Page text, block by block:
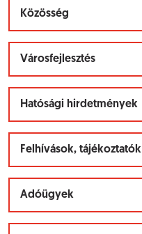
Közösség
Városfejlesztés
Hatósági hirdetmények
Felhívások, tájékoztatók
Adóügyek